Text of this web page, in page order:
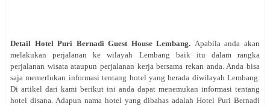
Detail HotelPuri Bernadi Guest House Lembang. Apabila anda akan
melakukan perjalanan ke wilayah Lembang baik itu dalam rangka
perjalanan wisata ataupun perjalanan kerja bersama rekan anda. Anda bisa
saja memerlukan informasi tentang hotel yang berada diwilayah Lembang.
Di artikel dari kami berikut ini anda dapat menemukan informasi tentang
hotel disana. Adapun nama hotel yang dibahas adalah Hotel Puri Bernadi